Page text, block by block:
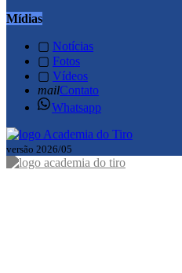
Mídias
▢ Notícias
▢ Fotos
▢ Vídeos
mailContato
Whatsapp
versão 2026/05